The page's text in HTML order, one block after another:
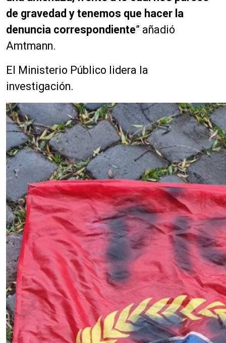
de gravedad y tenemos que hacer la
denuncia correspondiente” añadió
Amtmann.
El Ministerio Público lidera la
investigación.